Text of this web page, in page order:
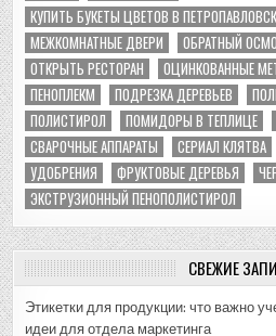
КУПИТЬ БУКЕТЫ ЦВЕТОВ В
МЕЖКОМНАТНЫЕ ДВЕРИ
ОБРАТНЫЙ
ОТКРЫТЬ РЕСТОРАН
ОЦИНКОВАННЫЕ
ПЕНОПЛЕКМ
ПОДРЕЗКА ДЕРЕВЬЕВ
ПОЛИСТИРОЛ
ПОМИДОРЫ В ТЕПЛИЦЕ
СВАРОЧНЫЕ АППАРАТЫ
СЕРИАЛ КЛЯТВА
УДОБРЕНИЯ
ФРУКТОВЫЕ ДЕРЕВЬЯ
ЭКСТРУЗИОННЫЙ ПЕНОПОЛИСТИРОЛ
СВЕЖИЕ
Этикетки для продукции: что важно
идеи для отдела маркетинга